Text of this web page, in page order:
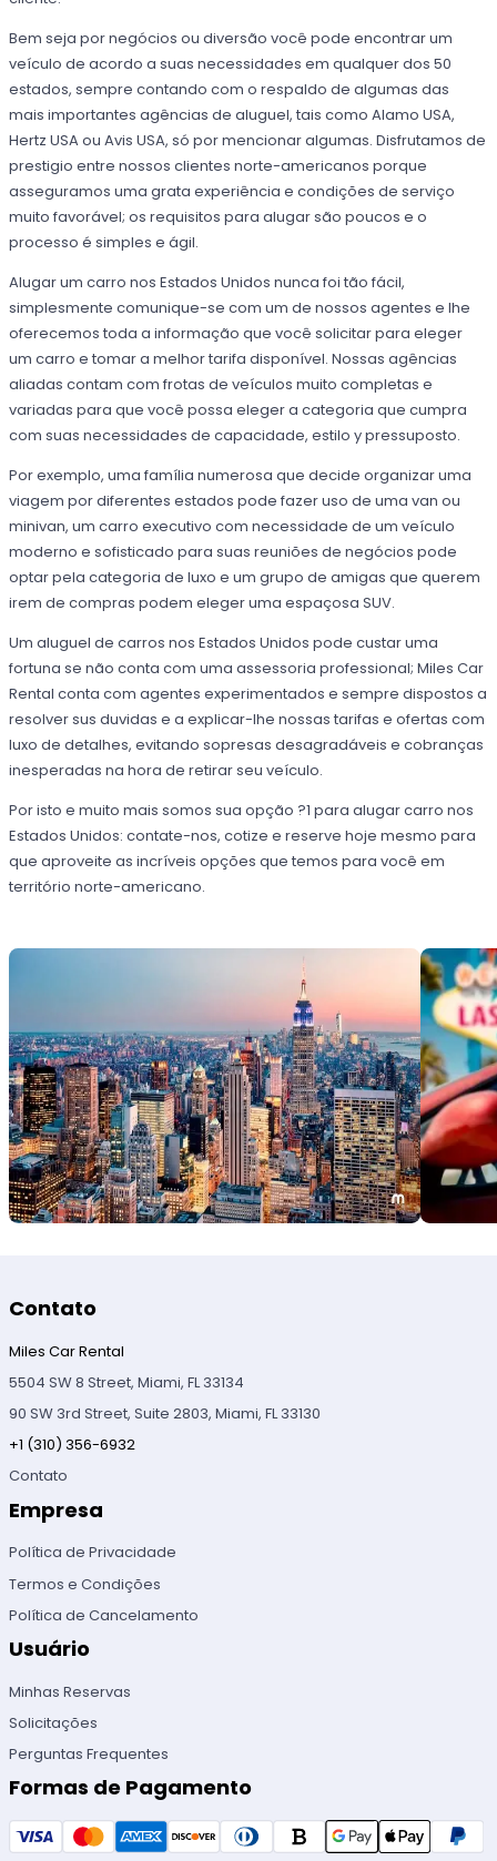
Bem seja por negócios ou diversão você pode encontrar um
veículo de acordo a suas necessidades em qualquer dos 50
estados, sempre contando com o respaldo de algumas das
mais importantes agências de aluguel, tais como Alamo USA,
Hertz USA ou Avis USA, só por mencionar algumas. Disfrutamos de
prestigio entre nossos clientes norte-americanos porque
asseguramos uma grata experiência e condições de serviço
muito favorável; os requisitos para alugar são poucos e o
processo é simples e ágil.
Alugar um carro nos Estados Unidos nunca foi tão fácil,
simplesmente comunique-se com um de nossos agentes e lhe
oferecemos toda a informação que você solicitar para eleger
um carro e tomar a melhor tarifa disponível. Nossas agências
aliadas contam com frotas de veículos muito completas e
variadas para que você possa eleger a categoria que cumpra
com suas necessidades de capacidade, estilo y pressuposto.
Por exemplo, uma família numerosa que decide organizar uma
viagem por diferentes estados pode fazer uso de uma van ou
minivan, um carro executivo com necessidade de um veículo
moderno e sofisticado para suas reuniões de negócios pode
optar pela categoria de luxo e um grupo de amigas que querem
irem de compras podem eleger uma espaçosa SUV.
Um aluguel de carros nos Estados Unidos pode custar uma
fortuna se não conta com uma assessoria professional; Miles Car
Rental conta com agentes experimentados e sempre dispostos a
resolver sus duvidas e a explicar-lhe nossas tarifas e ofertas com
luxo de detalhes, evitando sopresas desagradáveis e cobranças
inesperadas na hora de retirar seu veículo.
Por isto e muito mais somos sua opção ?1 para alugar carro nos
Estados Unidos: contate-nos, cotize e reserve hoje mesmo para
que aproveite as incríveis opções que temos para você em
território norte-americano.
Contato
Miles Car Rental
5504 SW 8 Street, Miami, FL 33134
90 SW 3rd Street, Suite 2803, Miami, FL 33130
+1 (310) 356-6932
Contato
Empresa
Política de Privacidade
Termos e Condições
Política de Cancelamento
Usuário
Minhas Reservas
Solicitações
Perguntas Frequentes
Formas de Pagamento